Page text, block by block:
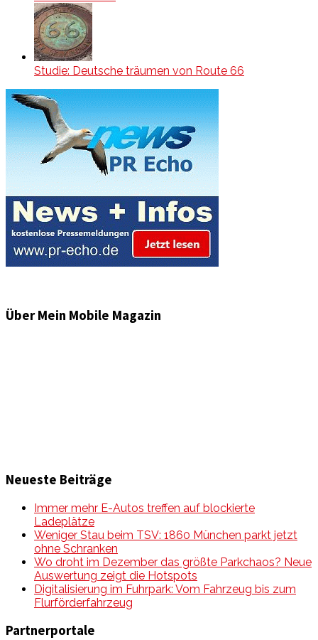
Studie: Deutsche träumen von Route 66
Über Mein Mobile Magazin
Neueste Beiträge
Immer mehr E-Autos treffen auf blockierte
Ladeplätze
Weniger Stau beim TSV: 1860 München parkt jetzt
ohne Schranken
Wo droht im Dezember das größte Parkchaos? Neue
Auswertung zeigt die Hotspots
Digitalisierung im Fuhrpark: Vom Fahrzeug bis zum
Flurförderfahrzeug
Partnerportale